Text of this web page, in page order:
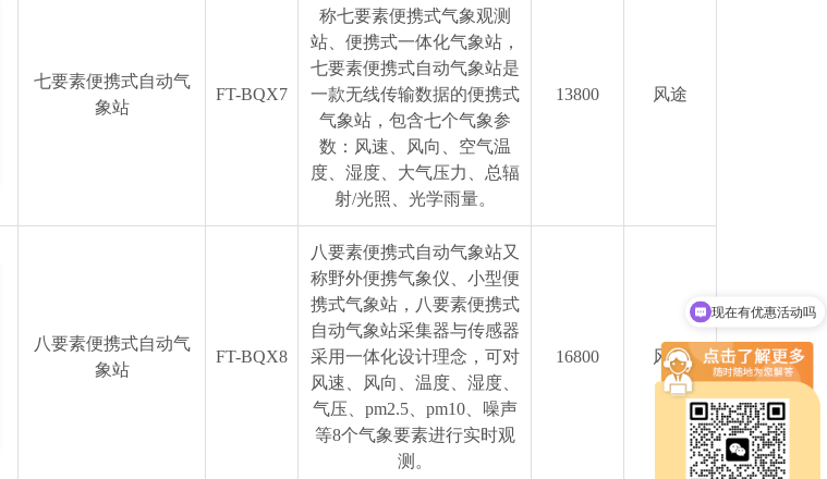
七要素便携式自动气
象站
FT-BQX7
称七要素便携式气象观测
站、便携式一体化气象站，
七要素便携式自动气象站是
一款无线传输数据的便携式
气象站，包含七个气象参
数：风速、风向、空气温
度、湿度、大气压力、总辐
射/光照、光学雨量。
13800 风途
八要素便携式自动气
象站
FT-BQX8
八要素便携式自动气象站又
称野外便携气象仪、小型便
携式气象站，八要素便携式
自动气象站采集器与传感器
采用一体化设计理念，可对
风速、风向、温度、湿度、
气压、pm2.5、pm10、噪声
等8个气象要素进行实时观
测。
16800 风途
可以介绍下你们的设备么